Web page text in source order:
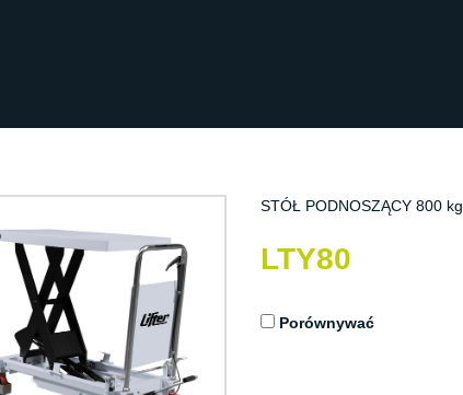
STÓŁ PODNOSZĄCY 800 kg
LTY80
Porównywać